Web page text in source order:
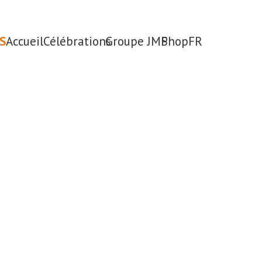
AccueilCélébrationsGroupe JMPShopFR